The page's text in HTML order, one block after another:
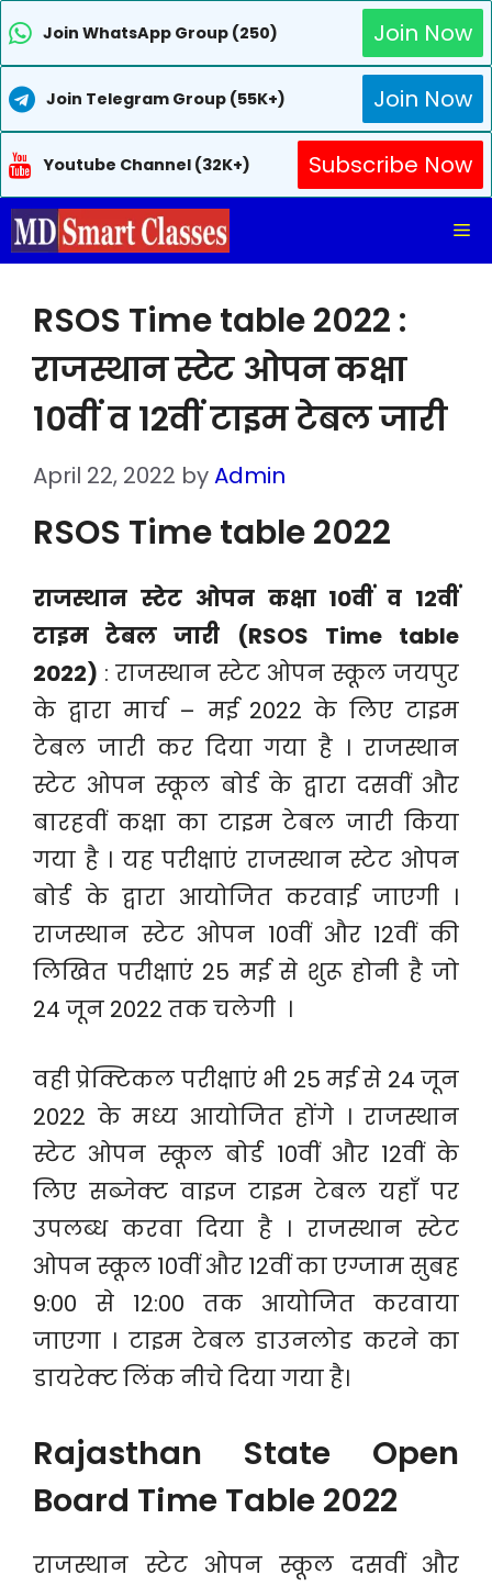
Join WhatsApp Group (250) Join Now
Join Telegram Group (55K+) Join Now
Youtube Channel (32K+)
Subscribe Now
Skip
to
RSOS Time table 2022 :
राजस्थान स्टेट ओपन कक्षा
10वीं व 12वीं टाइम टेबल जारी
April 22, 2022 byAdmin
RSOS Time table 2022
राजस्थान स्टेट ओपन कक्षा 10वीं व 12वीं
टाइम टेबल जारी (RSOS Time table
2022) : राजस्थान स्टेट ओपन स्कूल जयपुर
के द्वारा मार्च – मई 2022 के लिए टाइम
टेबल जारी कर दिया गया है । राजस्थान
स्टेट ओपन स्कूल बोर्ड के द्वारा दसवीं और
बारहवीं कक्षा का टाइम टेबल जारी किया
गया है । यह परीक्षाएं राजस्थान स्टेट ओपन
बोर्ड के द्वारा आयोजित करवाई जाएगी ।
राजस्थान स्टेट ओपन 10वीं और 12वीं की
लिखित परीक्षाएं 25 मई से शुरू होनी है जो
24 जून 2022 तक चलेगी ।
वही प्रेक्टिकल परीक्षाएं भी 25 मई से 24 जून
2022 के मध्य आयोजित होंगे । राजस्थान
स्टेट ओपन स्कूल बोर्ड 10वीं और 12वीं के
लिए सब्जेक्ट वाइज टाइम टेबल यहाँ पर
उपलब्ध करवा दिया है । राजस्थान स्टेट
ओपन स्कूल 10वीं और 12वीं का एग्जाम सुबह
9:00 से 12:00 तक आयोजित करवाया
जाएगा । टाइम टेबल डाउनलोड करने का
डायरेक्ट लिंक नीचे दिया गया है।
Rajasthan State Open
Board Time Table 2022
राजस्थान स्टेट ओपन स्कूल दसवीं और